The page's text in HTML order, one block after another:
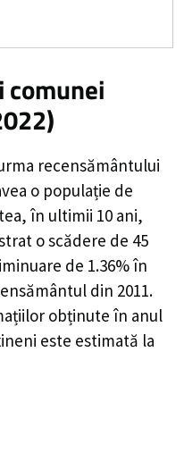
recensământului
o populație de
în ultimii 10 ani,
oscădere de 45
de 1.36%în
din 2011.
obținute în anul
este estimată la